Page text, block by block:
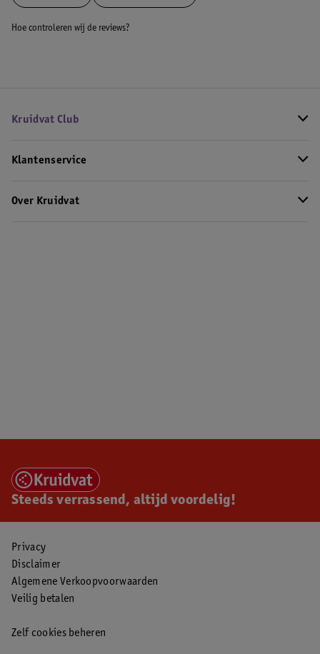
Hoe controleren wij de reviews?
Kruidvat Club
Klantenservice
Over Kruidvat
Steeds verrassend, altijd voordelig!
Privacy
Disclaimer
Algemene Verkoopvoorwaarden
Veilig betalen
Zelf cookies beheren